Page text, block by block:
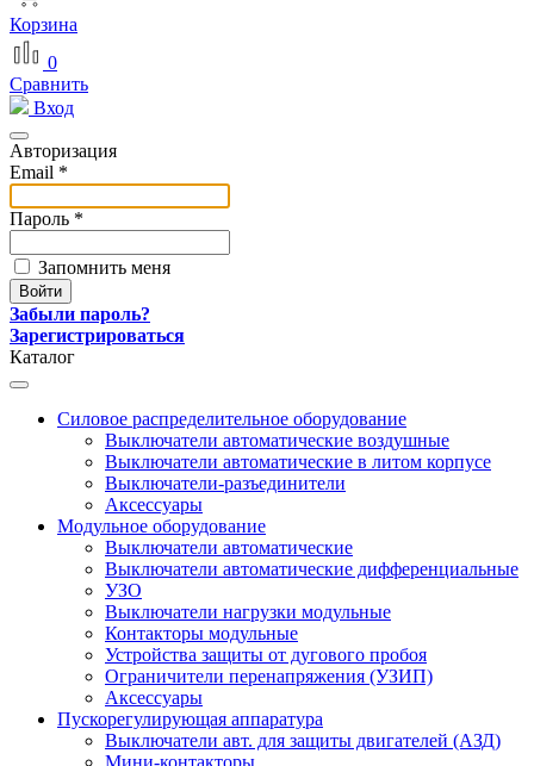
Корзина
0
Сравнить
Вход
Авторизация
Email *
Пароль *
Запомнить меня
Забыли пароль?
Зарегистрироваться
Каталог
Силовое распределительное оборудование
Выключатели автоматические воздушные
Выключатели автоматические в литом корпусе
Выключатели-разъединители
Аксессуары
Модульное оборудование
Выключатели автоматические
Выключатели автоматические дифференциальные
УЗО
Выключатели нагрузки модульные
Контакторы модульные
Устройства защиты от дугового пробоя
Ограничители перенапряжения (УЗИП)
Аксессуары
Пускорегулирующая аппаратура
Выключатели авт. для защиты двигателей (АЗД)
Мини-контакторы